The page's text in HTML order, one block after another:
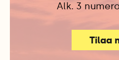
Alk. 3
Tilaa